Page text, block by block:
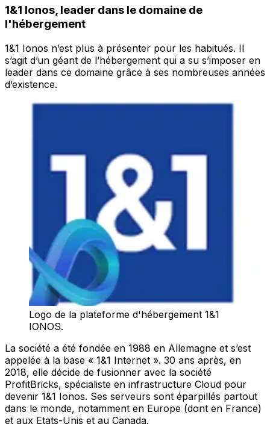
1&1 Ionos, leader dans le domaine de
l'hébergement
1&1 Ionos n’est plus à présenter pour les habitués. Il
s’agit d’un géant de l’hébergement qui a su s’imposer en
leader dans ce domaine grâce à ses nombreuses années
d’existence.
Logo de la plateforme d'hébergement 1&1
IONOS.
La société a été fondée en 1988 en Allemagne et s’est
appelée à la base « 1&1 Internet ». 30 ans après, en
2018, elle décide de fusionner avec la société
ProfitBricks, spécialiste en infrastructure Cloud pour
devenir 1&1 Ionos. Ses serveurs sont éparpillés partout
dans le monde, notamment en Europe (dont en France)
et aux Etats-Unis et au Canada.